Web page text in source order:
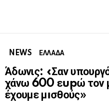
NEWS ΕΛΛΑΔΑ
Άδωνις: «Σαν
χάνω 600 εupώ τον
έχουμε μıσθούς»